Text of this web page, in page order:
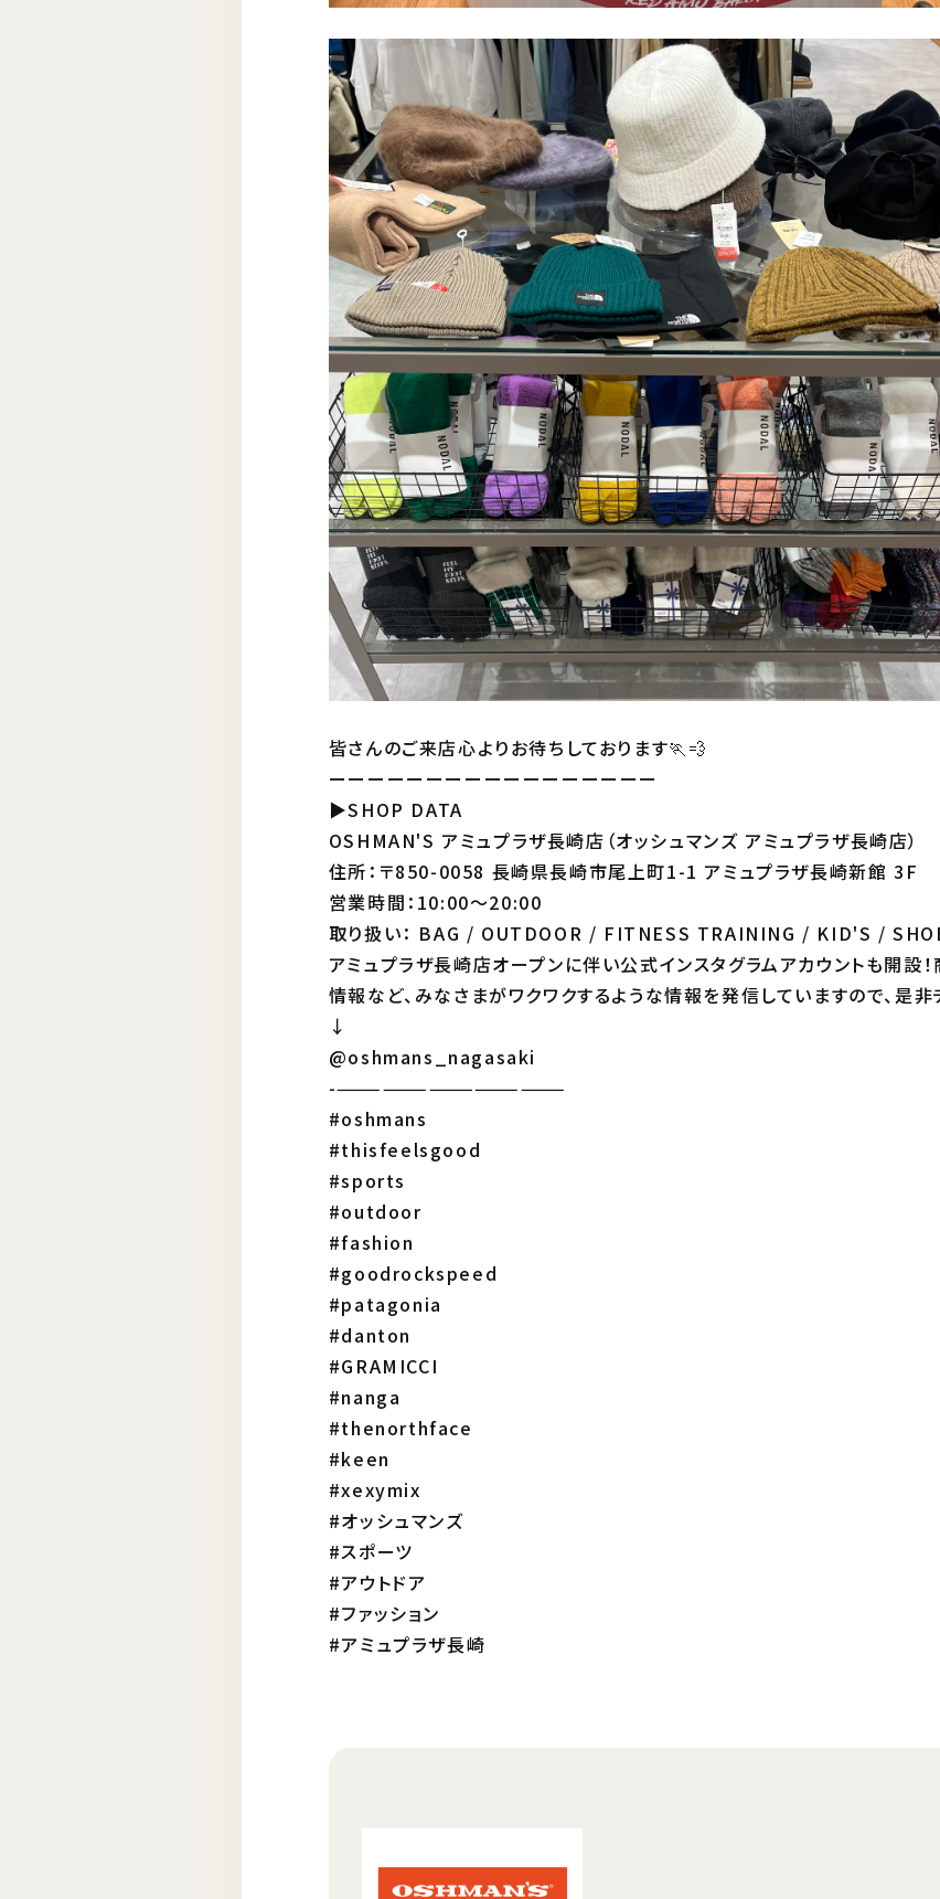
皆さんのご来店心よりお待ちしております🏃💨
ーーーーーーーーーーーーーーーーー
▶SHOP DATA
OSHMAN'S アミュプラザ長崎店（オッシュマンズ アミュプラザ長崎店）
住所：〒850-0058 長崎県長崎市尾上町1-1 アミュプラザ長崎新館 3F
営業時間：10:00～20:00
取り扱い： BAG / OUTDOOR / FITNESS TRAINING / KID'S /
アミュプラザ長崎店オープンに伴い公式インスタグラムアカウントも開設
情報など、みなさまがワクワクするような情報を発信していますので、是非
↓
@oshmans_nagasaki
-———————————————
#oshmans
#thisfeelsgood
#sports
#outdoor
#fashion
#goodrockspeed
#patagonia
#danton
#GRAMICCI
#nanga
#thenorthface
#keen
#xexymix
#オッシュマンズ
#スポーツ
#アウトドア
#ファッション
#アミュプラザ長崎